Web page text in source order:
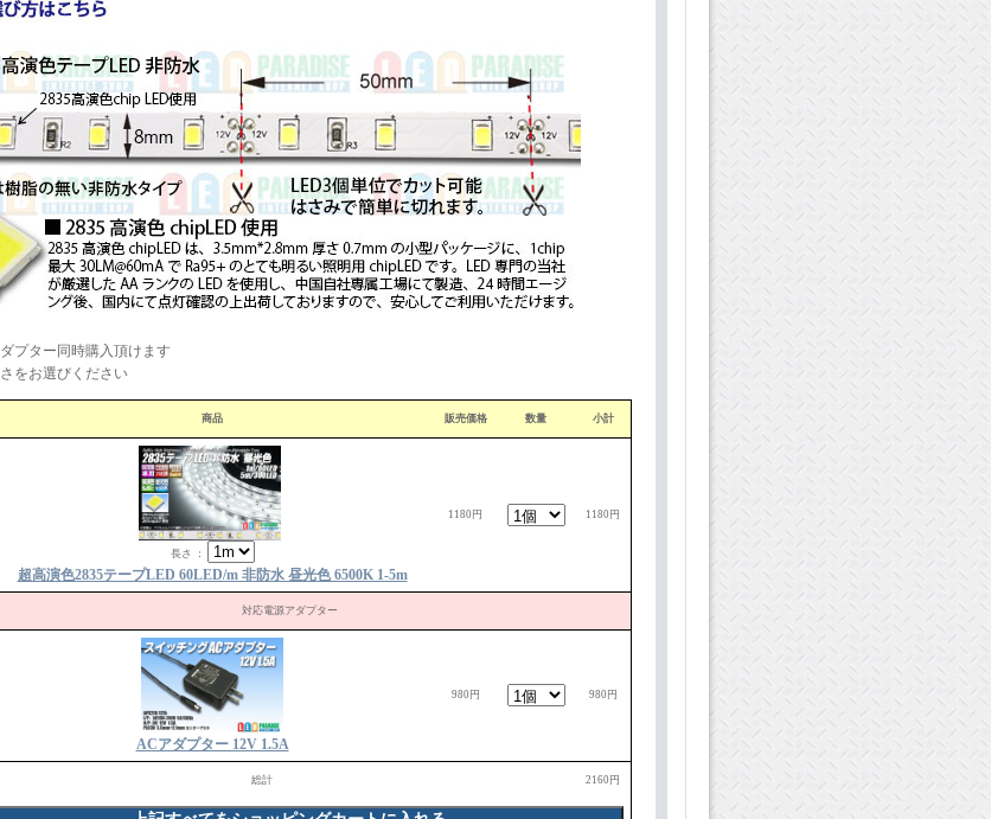
プター同時購入頂けます
をお選びください
商品 販売価格 数量 小計
長さ ：
超高演色2835テープLED 60LED/m 非防水 昼光色 6500K 1-5m
1180円 1180円
対応電源アダプター
ACアダプター 12V 1.5A
980円 980円
総計 2160円